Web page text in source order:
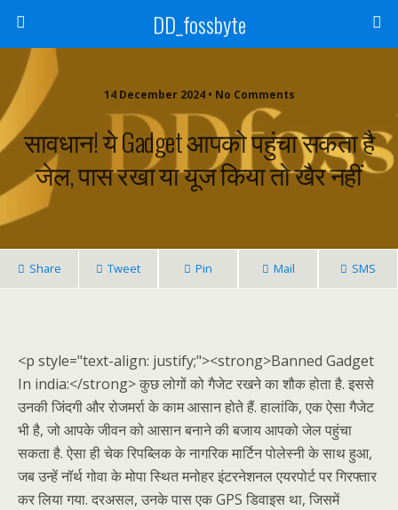
DD_fossbyte
14 December 2024 • No Comments
सावधान! ये Gadget आपको पहुंचा सकता है
जेल, पास रखा या यूज किया तो खैर नहीं
Share Tweet Pin Mail SMS
<p style="text-align: justify;"><strong>Banned Gadget
In india:</strong> कुछ लोगों को गैजेट रखने का शौक होता है. इससे
उनकी जिंदगी और रोजमर्रा के काम आसान होते हैं. हालांकि, एक ऐसा गैजेट
भी है, जो आपके जीवन को आसान बनाने की बजाय आपको जेल पहुंचा
सकता है. ऐसा ही चेक रिपब्लिक के नागरिक मार्टिन पोलेस्नी के साथ हुआ,
जब उन्हें नॉर्थ गोवा के मोपा स्थित मनोहर इंटरनेशनल एयरपोर्ट पर गिरफ्तार
कर लिया गया. दरअसल, उनके पास एक GPS डिवाइस था, जिसमें